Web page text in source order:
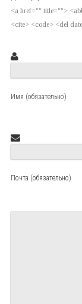
<a href="" title="">
<cite> <code> <del
Имя (обязательно)
Почта (обязательно)